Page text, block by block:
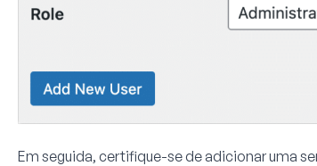
Em seguida, certifique-se de adicionar uma